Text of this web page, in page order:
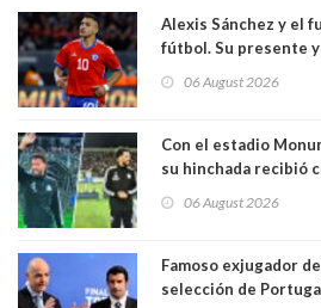
Alexis Sánchez y el
fútbol. Su presente
06 August 2026
Con el estadio
su hinchada recibió
06 August 2026
Famoso exjugador
selección de